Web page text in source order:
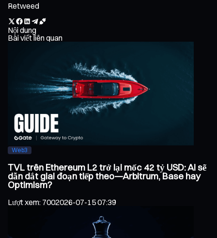
Retweed
Nội dung
Bài viết liên quan
Web3
TVL trên Ethereum L2 trở lại mốc 42 tỷ USD: Ai sẽ
dẫn dắt giai đoạn tiếp theo—Arbitrum, Base hay
Optimism?
Lượt xem: 7002026-07-15 07:39